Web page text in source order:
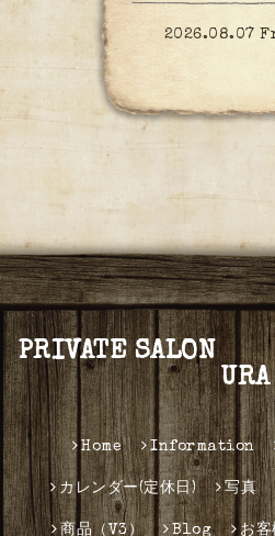
2026.08.07
PRIVATE
URA
Home Information
カレンダー(定休日) 写真
商品（V3） Blog お